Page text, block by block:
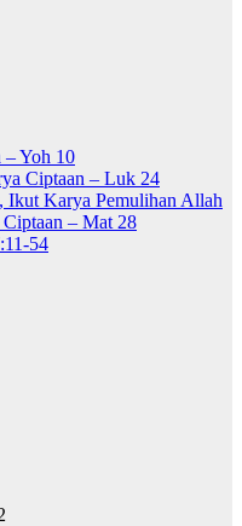
Yoh 10
Ciptaan – Luk 24
Karya Pemulihan Allah
– Mat 28
54